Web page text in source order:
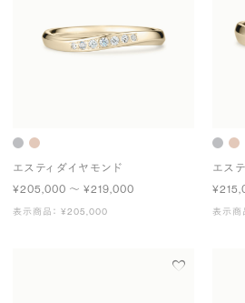
エスティ ダイヤモンド
¥205,000 〜 ¥219,000
表示商品： ¥205,000
エステ
表示商